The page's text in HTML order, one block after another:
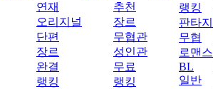
연재
오리지널
단편
장르
완결
랭킹
추천
장르
무협관
성인관
무료
랭킹
랭킹
판타지
무협
로맨스
BL
일반